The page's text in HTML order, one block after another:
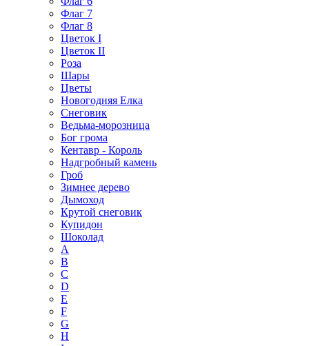
Флаг 7
Флаг 8
Цветок I
Цветок II
Роза
Шары
Цветы
Новогодняя Елка
Снеговик
Ведьма-морозница
Бог грома
Кентавр - Король
Надгробный камень
Гроб
Зимнее дерево
Дымоход
Крутой снеговик
Купидон
Шоколад
A
B
C
D
E
F
G
H